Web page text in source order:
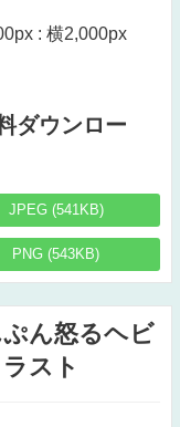
: 横2,000px
ダウンロー
JPEG (541KB)
PNG (543KB)
ん怒るヘビ
スト